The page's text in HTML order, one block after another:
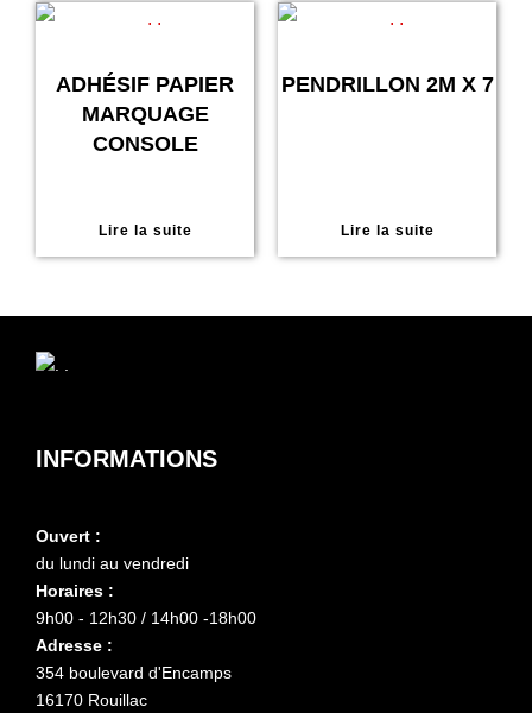
ADHÉSIF PAPIER
MARQUAGE
CONSOLE
Lire la suite
PENDRILLON 2M X 7
Lire la suite
INFORMATIONS
Ouvert :
du lundi au vendredi
Horaires :
9h00 - 12h30 / 14h00 -18h00
Adresse :
354 boulevard d'Encamps
16170 Rouillac